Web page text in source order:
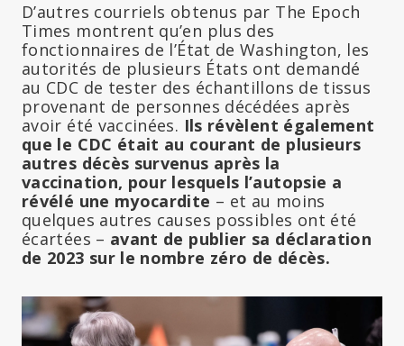
D’autres courriels obtenus par The Epoch
Times montrent qu’en plus des
fonctionnaires de l’État de Washington, les
autorités de plusieurs États ont demandé
au CDC de tester des échantillons de tissus
provenant de personnes décédées après
avoir été vaccinées. Ils révèlent également
que le CDC était au courant de plusieurs
autres décès survenus après la
vaccination, pour lesquels l’autopsie a
révélé une myocardite – et au moins
quelques autres causes possibles ont été
écartées – avant de publier sa déclaration
de 2023 sur le nombre zéro de décès.